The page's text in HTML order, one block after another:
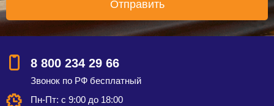
8 800 234 29 66
Звонок по РФ бесплатный
Пн-Пт: с 9:00 до 18:00